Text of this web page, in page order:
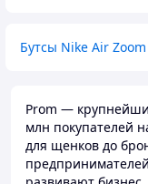
Бутсы Nike Air
Prom —
млн покупателей
для щенков до